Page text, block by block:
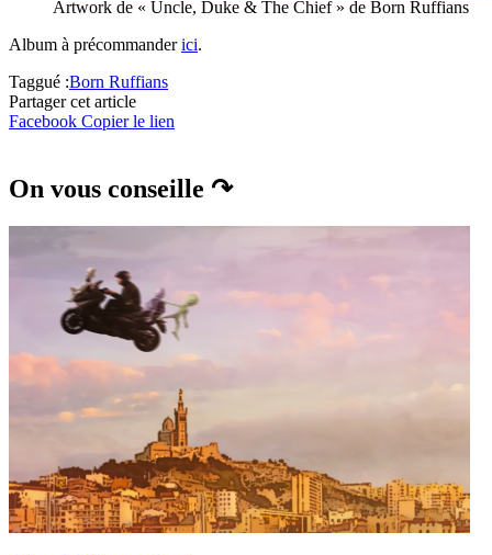
Artwork de « Uncle, Duke & The Chief » de Born Ruffians
Album à précommanderici.
Taggué :Born Ruffians
Partager cet article
Facebook Copier le lien
On vous conseille ↷